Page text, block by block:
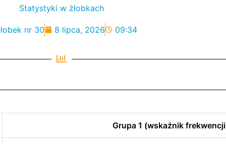
Statystyki w żłobkach
nr 30 8 lipca, 2026 09:34
Grupa 1 (wskaźnik